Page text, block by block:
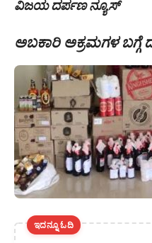
ವಿಜಯ ದರ್ಪಣ ನ್ಯೂಸ್
ಅಬಕಾರಿ ಅಕ್ರಮಗಳ ಬಗ್ಗೆ
ಇದನ್ನೂ ಓದಿ